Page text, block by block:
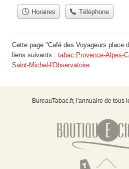
Horaires Téléphone
Cette page "Café des Voyageurs place
liens suivants : tabac Provence-Alpes-
Saint-Michel-l'Observatoire.
BureauTabac.fr, l'annuaire de tous